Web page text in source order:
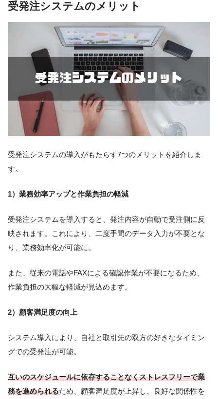
受発注システムのメリット
受発注システムの導入がもたらす7つのメリットを紹介しま
す。
1）業務効率アップと作業負担の軽減
受発注システムを導入すると、発注内容が自動で受注側に反
映されます。これにより、二度手間のデータ入力が不要とな
り、業務効率化が可能に。
また、従来の電話やFAXによる確認作業が不要になるため、
作業負担の大幅な軽減が見込めます。
2）顧客満足度の向上
システム導入により、自社と取引先の双方の好きなタイミン
グでの受発注が可能。
互いのスケジュールに依存することなくストレスフリーで業
務を進められるため、顧客満足度が上昇し、良好な関係性を